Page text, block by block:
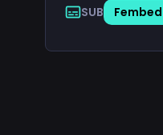
SUB Fembed